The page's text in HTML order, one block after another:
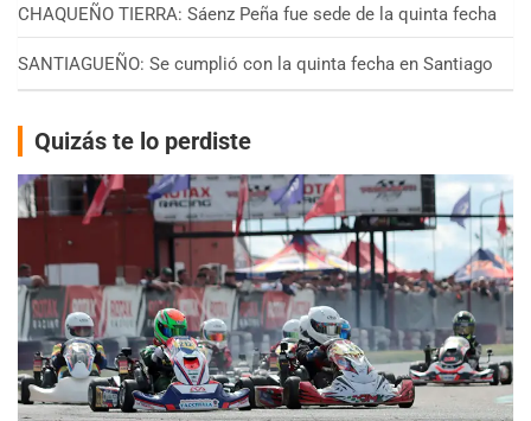
CHAQUEÑO TIERRA: Sáenz Peña fue sede de la quinta fecha
SANTIAGUEÑO: Se cumplió con la quinta fecha en Santiago
Quizás te lo perdiste